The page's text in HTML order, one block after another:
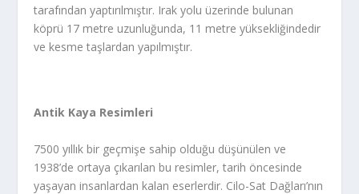
tarafından yaptırılmıştır. Irak yolu üzerinde bulunan
köprü 17 metre uzunluğunda, 11 metre yüksekliğindedir
ve kesme taşlardan yapılmıştır.
Antik Kaya Resimleri
7500 yıllık bir geçmişe sahip olduğu düşünülen ve
1938’de ortaya çıkarılan bu resimler, tarih öncesinde
yaşayan insanlardan kalan eserlerdir. Cilo-Sat Dağları’nın